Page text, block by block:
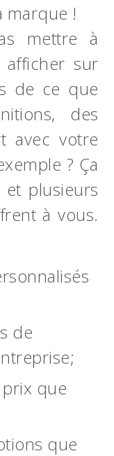
marque !
mettre à
sur
de ce que
des
avec votre
? Ça
plusieurs
à vous.
de
que
que